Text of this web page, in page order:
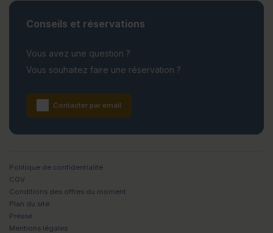
Conseils et réservations
Vous avez une question ?
Vous souhaitez faire une réservation ?
Contacter par email
Politique de confidentialité
CGV
Conditions des offres du moment
Plan du site
Presse
Mentions légales